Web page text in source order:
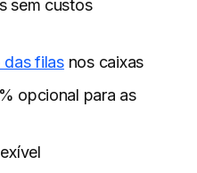
sem custos
das filasnos caixas
opcional para as